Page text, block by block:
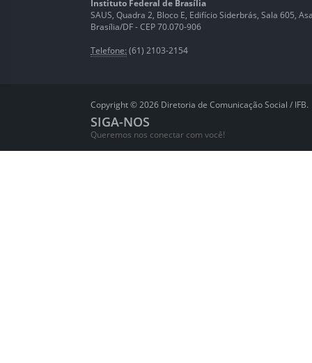
Instituto Federal de Brasília
SAUS, Quadra 2, Bloco E, Edifício Siderbrás, Sala 605,
Brasília/DF - CEP 70.070-906
Telefone: (61) 2103-2154
Copyright © 2026 Diretoria de Comunicação Social / IFB.
SIGA-NOS
Queremos nos conectar com você!